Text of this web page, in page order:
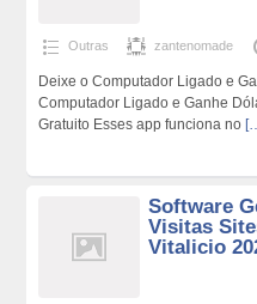
Outras zantenomade
Deixe o Computador Ligado e
Computador Ligado e Ganhe
Gratuito Esses app funciona no
Software
Visitas
Vitalicio